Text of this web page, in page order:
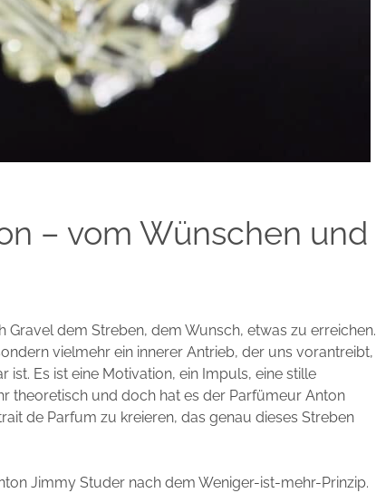
– vom Wünschen und
Gravel dem Streben, dem Wunsch, etwas zu erreichen.
vielmehr ein innerer Antrieb, der uns vorantreibt,
ist. Es ist eine Motivation, ein Impuls, eine stille
theoretisch und doch hat es der Parfümeur Anton
de Parfum zu kreieren, das genau dieses Streben
Jimmy Studer nach dem Weniger-ist-mehr-Prinzip.